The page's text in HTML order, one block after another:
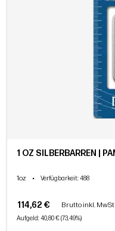
1oz • Verfügbarkeit: 488
114,62 € Brutto inkl. MwSt
Aufgeld: 40,80 € (73,49%)